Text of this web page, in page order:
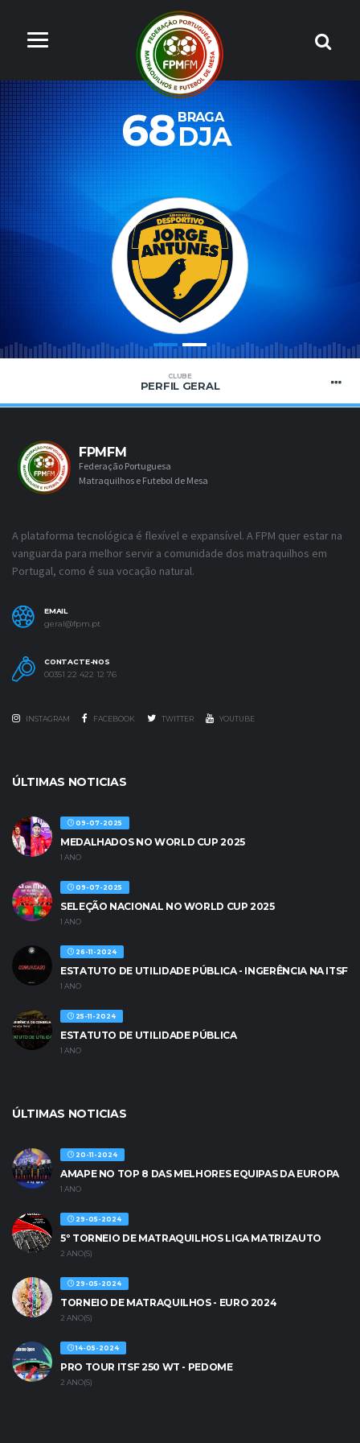
68 BRAGA
DJA
CLUBE
PERFIL GERAL
FPMFM
Federação Portuguesa
Matraquilhos e Futebol de Mesa
A plataforma tecnológica é flexível e expansível. A FPM quer estar na
vanguarda para melhor servir a comunidade dos matraquilhos em
Portugal, como é sua vocação natural.
EMAIL
geral@fpm.pt
CONTACTE-NOS
00351 22 422 12 76
INSTAGRAM FACEBOOK TWITTER YOUTUBE
ÚLTIMAS NOTICIAS
09-07-2025
MEDALHADOS NO WORLD CUP 2025
1 ANO
09-07-2025
SELEÇÃO NACIONAL NO WORLD CUP 2025
1 ANO
26-11-2024
ESTATUTO DE UTILIDADE PÚBLICA - INGERÊNCIA NA ITSF
1 ANO
25-11-2024
ESTATUTO DE UTILIDADE PÚBLICA
1 ANO
ÚLTIMAS NOTICIAS
20-11-2024
AMAPE NO TOP 8 DAS MELHORES EQUIPAS DA EUROPA
1 ANO
29-05-2024
5º TORNEIO DE MATRAQUILHOS LIGA MATRIZAUTO
2 ANO(S)
29-05-2024
TORNEIO DE MATRAQUILHOS - EURO 2024
2 ANO(S)
14-05-2024
PRO TOUR ITSF 250 WT - PEDOME
2 ANO(S)